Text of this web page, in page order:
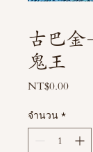
古巴
鬼王
NT$0.00ราคา
จำนวน *